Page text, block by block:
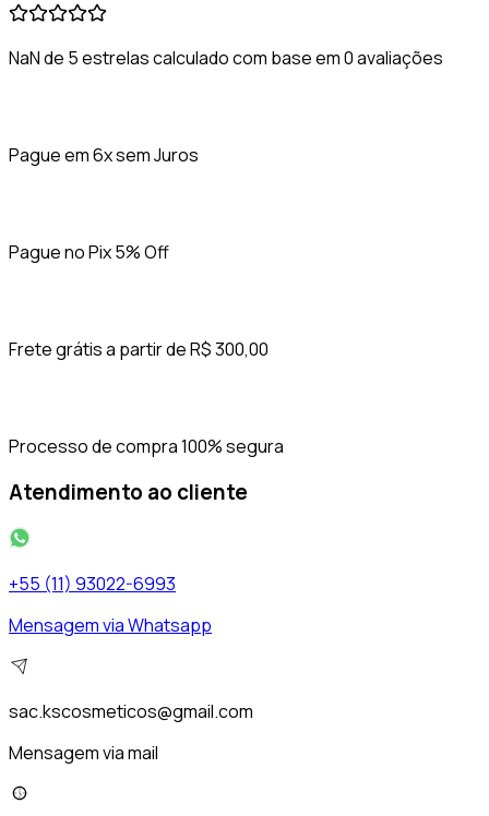
NaN de 5 estrelas calculado com base em 0 avaliações
Pague em 6x sem Juros
Pague no Pix 5% Off
Frete grátis a partir de R$ 300,00
Processo de compra 100% segura
Atendimento ao cliente
+55 (11) 93022-6993
Mensagem via Whatsapp
sac.kscosmeticos@gmail.com
Mensagem via mail